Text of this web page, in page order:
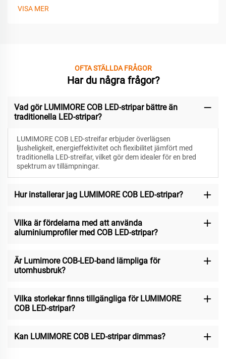
VISA MER
OFTA STÄLLDA FRÅGOR
Har du några frågor?
Vad gör LUMIMORE COB LED-stripar bättre än
traditionella LED-stripar?
LUMIMORE COB LED-streifar erbjuder överlägsen
ljusheligkeit, energieffektivitet och flexibilitet jämfört med
traditionella LED-streifar, vilket gör dem idealer för en bred
spektrum av tillämpningar.
Hur installerar jag LUMIMORE COB LED-stripar?
Vilka är fördelarna med att använda
aluminiumprofiler med COB LED-stripar?
Är Lumimore COB-LED-band lämpliga för
utomhusbruk?
Vilka storlekar finns tillgängliga för LUMIMORE
COB LED-stripar?
Kan LUMIMORE COB LED-stripar dimmas?